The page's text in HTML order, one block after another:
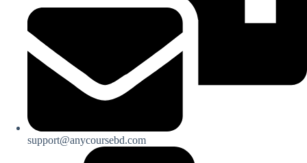
support@anycoursebd.com